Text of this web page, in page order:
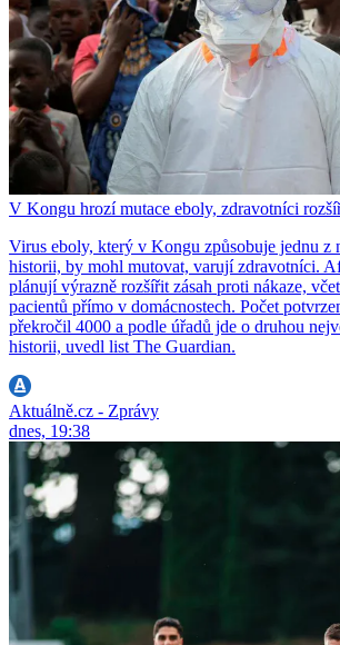
V Kongu hrozí mutace eboly, zdravotníci
Virus eboly, který v Kongu způsobuje jednu z
historii, by mohl mutovat, varují zdravotníci.
plánují výrazně rozšířit zásah proti nákaze,
pacientů přímo v domácnostech. Počet
překročil 4000 a podle úřadů jde o druhou
historii, uvedl list The Guardian.
Aktuálně.cz - Zprávy
dnes, 19:38